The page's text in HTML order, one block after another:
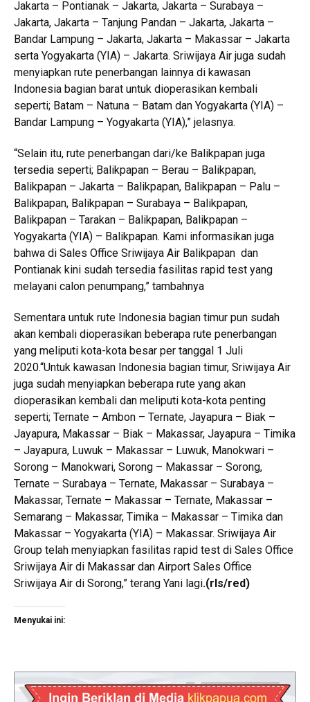
Jakarta – Pontianak – Jakarta, Jakarta – Surabaya –
Jakarta, Jakarta – Tanjung Pandan – Jakarta, Jakarta –
Bandar Lampung – Jakarta, Jakarta – Makassar – Jakarta
serta Yogyakarta (YIA) – Jakarta. Sriwijaya Air juga sudah
menyiapkan rute penerbangan lainnya di kawasan
Indonesia bagian barat untuk dioperasikan kembali
seperti; Batam – Natuna – Batam dan Yogyakarta (YIA) –
Bandar Lampung – Yogyakarta (YIA),” jelasnya.
“Selain itu, rute penerbangan dari/ke Balikpapan juga
tersedia seperti; Balikpapan – Berau – Balikpapan,
Balikpapan – Jakarta – Balikpapan, Balikpapan – Palu –
Balikpapan, Balikpapan – Surabaya – Balikpapan,
Balikpapan – Tarakan – Balikpapan, Balikpapan –
Yogyakarta (YIA) – Balikpapan. Kami informasikan juga
bahwa di Sales Office Sriwijaya Air Balikpapan dan
Pontianak kini sudah tersedia fasilitas rapid test yang
melayani calon penumpang,” tambahnya
Sementara untuk rute Indonesia bagian timur pun sudah
akan kembali dioperasikan beberapa rute penerbangan
yang meliputi kota-kota besar per tanggal 1 Juli
2020.“Untuk kawasan Indonesia bagian timur, Sriwijaya Air
juga sudah menyiapkan beberapa rute yang akan
dioperasikan kembali dan meliputi kota-kota penting
seperti; Ternate – Ambon – Ternate, Jayapura – Biak –
Jayapura, Makassar – Biak – Makassar, Jayapura – Timika
– Jayapura, Luwuk – Makassar – Luwuk, Manokwari –
Sorong – Manokwari, Sorong – Makassar – Sorong,
Ternate – Surabaya – Ternate, Makassar – Surabaya –
Makassar, Ternate – Makassar – Ternate, Makassar –
Semarang – Makassar, Timika – Makassar – Timika dan
Makassar – Yogyakarta (YIA) – Makassar. Sriwijaya Air
Group telah menyiapkan fasilitas rapid test di Sales Office
Sriwijaya Air di Makassar dan Airport Sales Office
Sriwijaya Air di Sorong,” terang Yani lagi.(rls/red)
Menyukai ini: